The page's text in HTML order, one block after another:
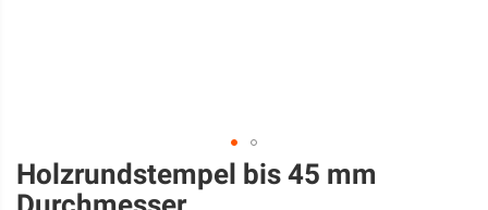
Zum
Anfang
Holzrundstempel bis 45 mm